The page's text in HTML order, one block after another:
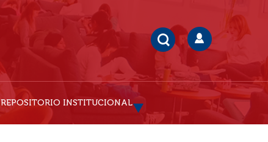
REPOSITORIO INSTITUCIONAL